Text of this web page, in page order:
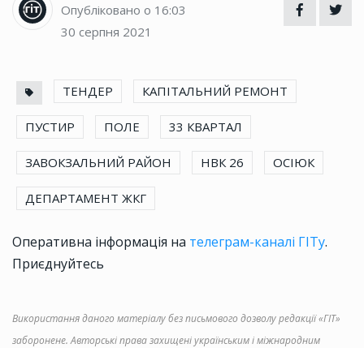
Опубліковано о 16:03
30 серпня 2021
ТЕНДЕР КАПІТАЛЬНИЙ РЕМОНТ
ПУСТИР ПОЛЕ 33 КВАРТАЛ
ЗАВОКЗАЛЬНИЙ РАЙОН НВК 26 ОСІЮК
ДЕПАРТАМЕНТ ЖКГ
Оперативна інформація на телеграм-каналі ГІТу.
Приєднуйтесь
Використання даного матеріалу без письмового дозволу редакції «ГІТ»
заборонене. Авторські права захищені українським і міжнародним